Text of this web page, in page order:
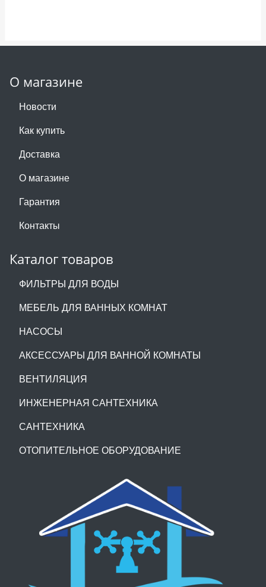
О магазине
Новости
Как купить
Доставка
О магазине
Гарантия
Контакты
Каталог товаров
ФИЛЬТРЫ ДЛЯ ВОДЫ
МЕБЕЛЬ ДЛЯ ВАННЫХ КОМНАТ
НАСОСЫ
АКСЕССУАРЫ ДЛЯ ВАННОЙ КОМНАТЫ
ВЕНТИЛЯЦИЯ
ИНЖЕНЕРНАЯ САНТЕХНИКА
САНТЕХНИКА
ОТОПИТЕЛЬНОЕ ОБОРУДОВАНИЕ